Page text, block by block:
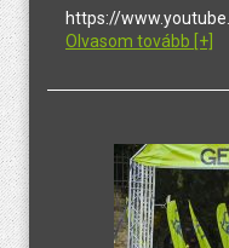
https://
Olvasom tovább [+]